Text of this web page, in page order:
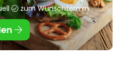
zum Wunschtermin